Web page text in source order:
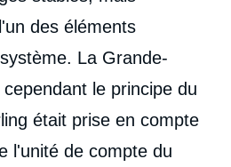
des éléments
La Grande-
le principe du
était prise en compte
l'unité de compte du